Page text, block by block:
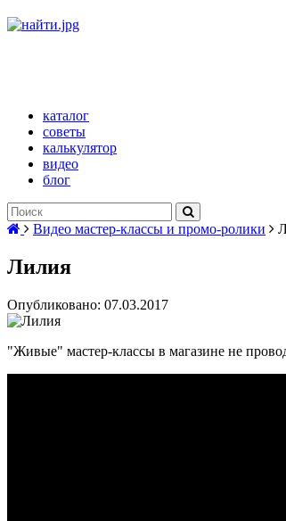
каталог
советы
калькулятор
видео
блог
Видео мастер-классы и промо-ролики
Лилия
Опубликовано: 07.03.2017
"Живые" мастер-классы в магазине не